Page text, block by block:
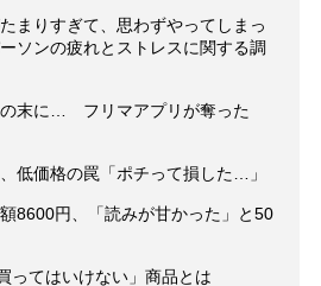
まりすぎて、思わずやってしまっ
ソンの疲れとストレスに関する調
の末に… フリマアプリが奪った
低価格の罠「ポチって損した…」
8600円、「読みが甘かった」と50
ってはいけない」商品とは